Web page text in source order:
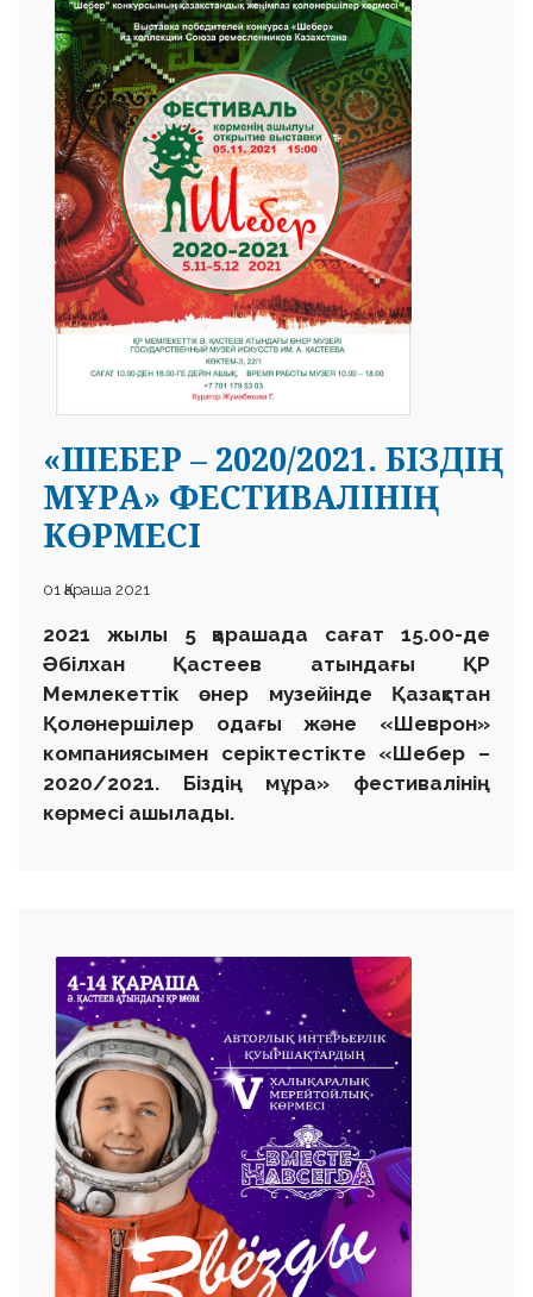
«ШЕБЕР – 2020/2021. БІЗДІҢ
МҰРА» ФЕСТИВАЛІНІҢ
КӨРМЕСІ
01 Қараша 2021
2021 жылы 5 қарашада сағат 15.00-де
Әбілхан Қастеев атындағы ҚР
Мемлекеттік өнер музейінде Қазақстан
Қолөнершілер одағы және «Шеврон»
компаниясымен серіктестікте «Шебер –
2020/2021. Біздің мұра» фестивалінің
көрмесі ашылады.